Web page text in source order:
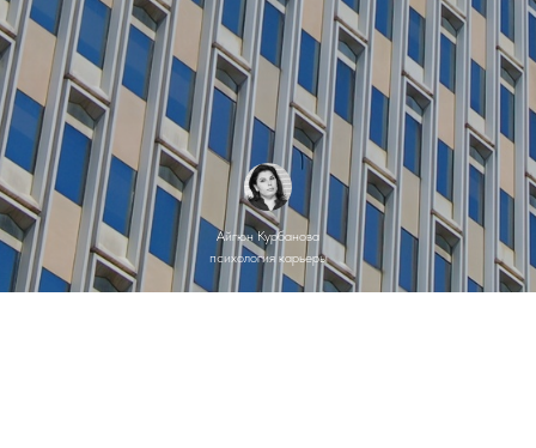
Айгюн Курбанова
психология карьеры